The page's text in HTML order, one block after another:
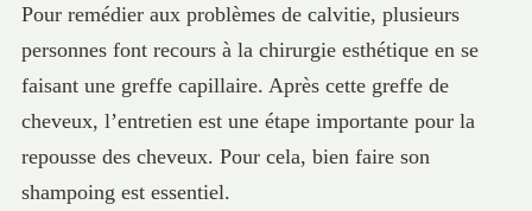
Pour remédier aux problèmes de calvitie, plusieurs
personnes font recours à la chirurgie esthétique en se
faisant une greffe capillaire. Après cette greffe de
cheveux, l’entretien est une étape importante pour la
repousse des cheveux. Pour cela, bien faire son
shampoing est essentiel.